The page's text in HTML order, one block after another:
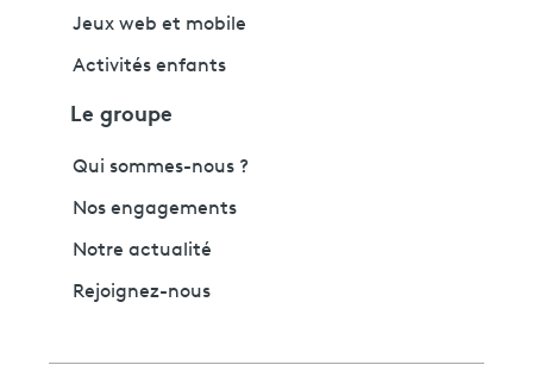
Jeux web et mobile
Activités enfants
Le groupe
Qui sommes-nous ?
Nos engagements
Notre actualité
Rejoignez-nous